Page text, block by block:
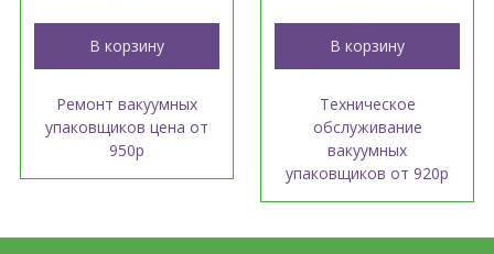
В корзину
Ремонт вакуумных
упаковщиков цена от
950р
В корзину
Техническое
обслуживание
вакуумных
упаковщиков от 920р